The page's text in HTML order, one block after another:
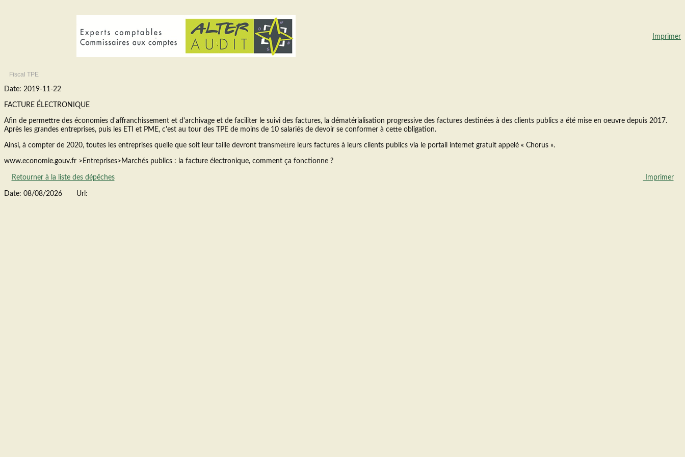
Imprimer
Fiscal TPE
Date: 2019-11-22
FACTURE ÉLECTRONIQUE
Afin de permettre des économies d'affranchissement et d'archivage et de faciliter le suivi des factures, la dématérialisation progressive des factures destinées à des clients publics a été mise en oeuvre depuis 2017.
Après les grandes entreprises, puis les ETI et PME, c'est au tour des TPE de moins de 10 salariés de devoir se conformer à cette obligation.
Ainsi, à compter de 2020, toutes les entreprises quelle que soit leur taille devront transmettre leurs factures à leurs clients publics via le portail internet gratuit appelé « Chorus ».
www.economie.gouv.fr >Entreprises>Marchés publics : la facture électronique, comment ça fonctionne ?
Retourner à la liste des dépêches Imprimer
Date: 08/08/2026 Url: